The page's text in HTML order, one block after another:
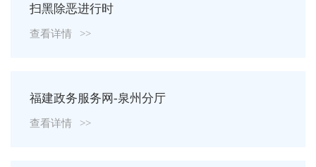
扫黑除恶进行时
查看详情 >>
福建政务服务网-泉州分厅
查看详情 >>